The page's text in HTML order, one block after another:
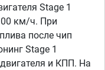
Stage 1
км/ч. При
после чип
Stage 1
и КПП. На